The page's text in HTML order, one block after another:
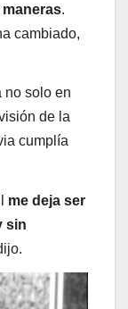
.
cambiado,
no solo en
de la
cumplía
me deja ser
sin